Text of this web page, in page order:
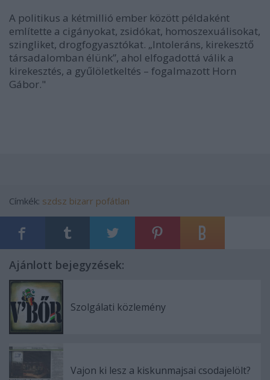
A politikus a kétmillió ember között példaként
említette a cigányokat, zsidókat, homoszexuálisokat,
szingliket, drogfogyasztókat. „Intoleráns, kirekesztő
társadalomban élünk”, ahol elfogadottá válik a
kirekesztés, a gyűlöletkeltés – fogalmazott Horn
Gábor."
Címkék: szdsz bizarr pofátlan
Ajánlott bejegyzések:
Szolgálati közlemény
Vajon ki lesz a kiskunmajsai csodajelölt?